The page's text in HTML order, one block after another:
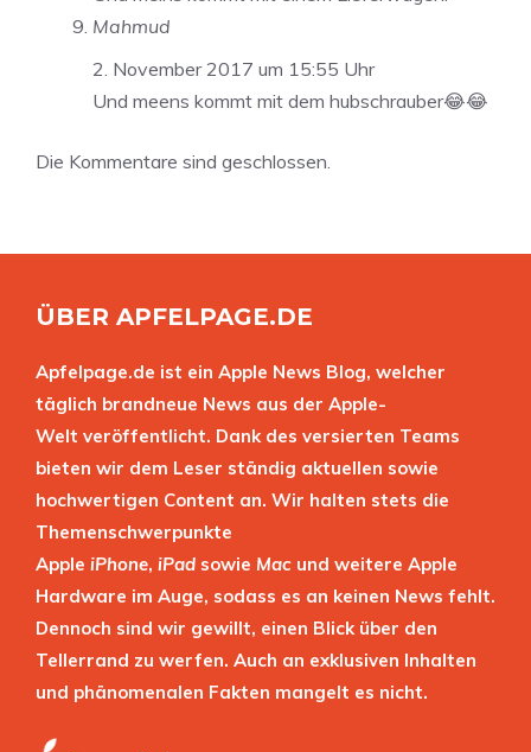
Mahmud
2. November 2017 um 15:55 Uhr
Und meens kommt mit dem hubschrauber😂😂
Die Kommentare sind geschlossen.
ÜBER APFELPAGE.DE
Apfelpage.de ist ein Apple News Blog, welcher
täglich brandneue News aus der Apple-
Welt veröffentlicht. Dank des versierten Teams
bieten wir dem Leser ständig aktuellen sowie
hochwertigen Content an. Wir halten stets die
Themenschwerpunkte
Apple iPhone, iPad sowie Mac und weitere Apple
Hardware im Auge, sodass es an keinen News fehlt.
Dennoch sind wir gewillt, einen Blick über den
Tellerrand zu werfen. Auch an exklusiven Inhalten
und phänomenalen Fakten mangelt es nicht.